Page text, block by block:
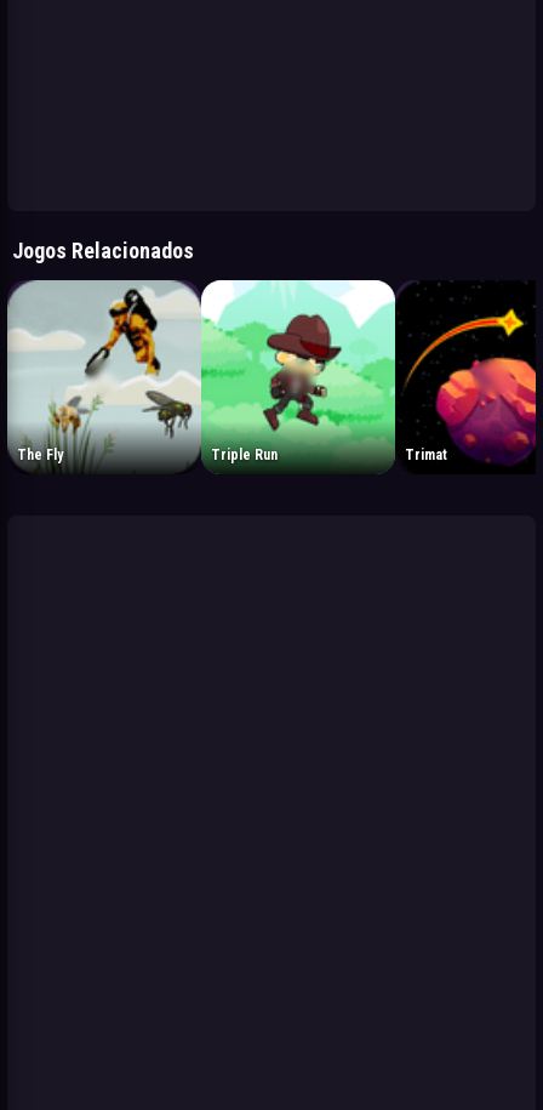
Jogos Relacionados
The Fly Triple Run Trimat